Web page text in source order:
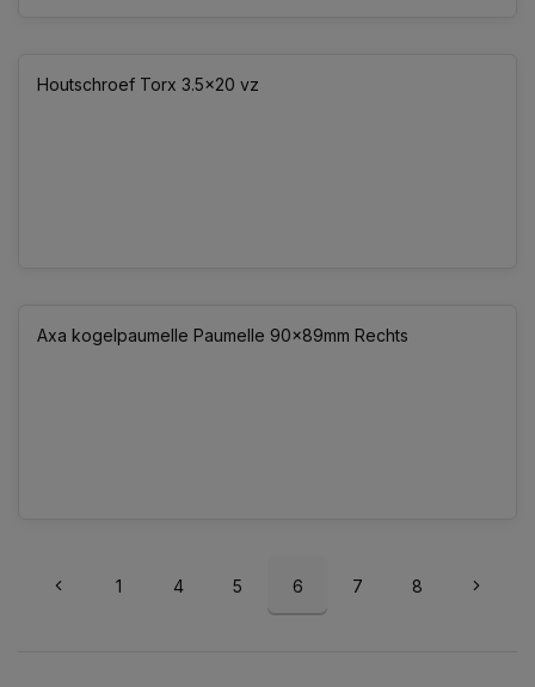
Houtschroef Torx 3.5x20 vz
Axa kogelpaumelle Paumelle 90x89mm Rechts
1 4 5 6 7 8